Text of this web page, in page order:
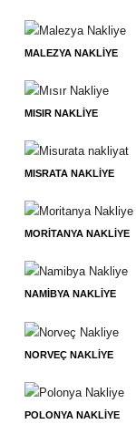
MALEZYA NAKLIYE
MISIR NAKLIYE
MISRATA NAKLIYE
MORITANYA NAKLIYE
NAMIBYA NAKLIYE
NORVEÇ NAKLIYE
POLONYA NAKLIYE